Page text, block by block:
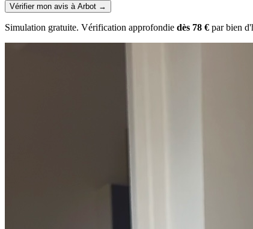
Vérifier mon avis à Arbot →
Simulation gratuite. Vérification approfondie dès 78 € par bien